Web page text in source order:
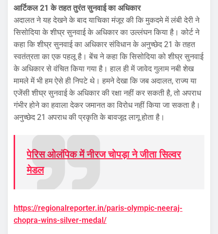
आर्टिकल 21 के तहत तुरंत सुनवाई का अधिकार
अदालत ने यह देखने के बाद याचिका मंजूर की कि मुकदमे में लंबी देरी ने
सिसोदिया के शीघ्र सुनवाई के अधिकार का उल्लंघन किया है। कोर्ट ने
कहा कि शीघ्र सुनवाई का अधिकार संविधान के अनुच्छेद 21 के तहत
स्वतंत्रता का एक पहलू है। बेंच ने कहा कि सिसोदिया को शीघ्र सुनवाई
के अधिकार से वंचित किया गया है। हाल ही में जावेद गुलाम नबी शेख
मामले में भी हम ऐसे ही निपटे थे। हमने देखा कि जब अदालत, राज्य या
एजेंसी शीघ्र सुनवाई के अधिकार की रक्षा नहीं कर सकती है, तो अपराध
गंभीर होने का हवाला देकर जमानत का विरोध नहीं किया जा सकता है।
अनुच्छेद 21 अपराध की प्रकृति के बावजूद लागू होता है।
पेरिस ओलंपिक में नीरज चोपड़ा ने जीता सिल्वर
मेडल
https://regionalreporter.in/paris-olympic-neeraj-
chopra-wins-silver-medal/